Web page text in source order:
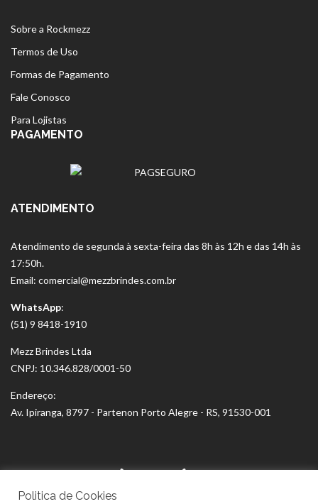
Sobre a Rockmezz
Termos de Uso
Formas de Pagamento
Fale Conosco
Para Lojistas
PAGAMENTO
ATENDIMENTO
Atendimento de segunda à sexta-feira das 8h às 12h e das 14h às
17:50h.
Email: comercial@mezzbrindes.com.br
WhatsApp:
(51) 9 8418-1910
Mezz Brindes Ltda
CNPJ: 10.346.828/0001-50
Endereço:
Av. Ipiranga, 8797 - Partenon Porto Alegre - RS, 91530-001
Politica de Cookies